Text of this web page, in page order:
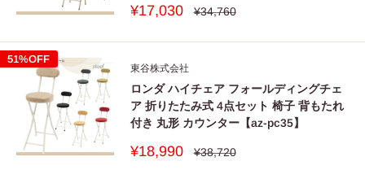
販
価
¥17,030
通
格
¥34,760
51%OFF
東谷株式会社
ロンダ ハイチェア フォールディングチェ
ア 折りたたみ式 4点セット 椅子 背もたれ
付き 丸形 カウンター【az-pc35】
販
¥18,990
通
¥38,720